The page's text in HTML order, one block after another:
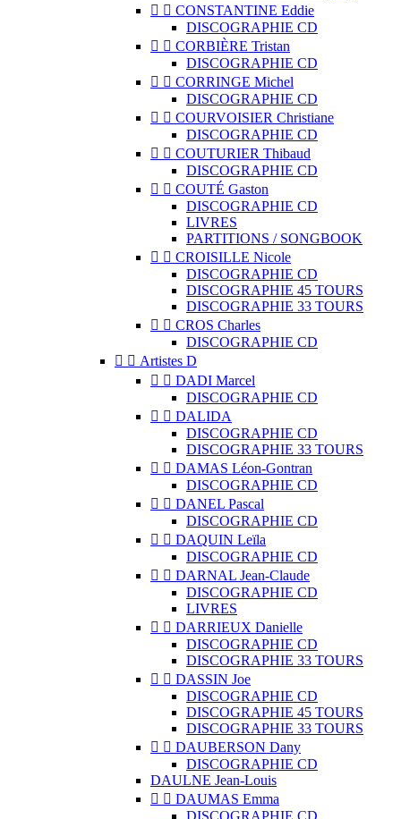
  CONSTANTINE Eddie
DISCOGRAPHIE CD
  CORBIÈRE Tristan
DISCOGRAPHIE CD
  CORRINGE Michel
DISCOGRAPHIE CD
  COURVOISIER Christiane
DISCOGRAPHIE CD
  COUTURIER Thibaud
DISCOGRAPHIE CD
  COUTÉ Gaston
DISCOGRAPHIE CD
LIVRES
PARTITIONS / SONGBOOK
  CROISILLE Nicole
DISCOGRAPHIE CD
DISCOGRAPHIE 45 TOURS
DISCOGRAPHIE 33 TOURS
  CROS Charles
DISCOGRAPHIE CD
  Artistes D
  DADI Marcel
DISCOGRAPHIE CD
  DALIDA
DISCOGRAPHIE CD
DISCOGRAPHIE 33 TOURS
  DAMAS Léon-Gontran
DISCOGRAPHIE CD
  DANEL Pascal
DISCOGRAPHIE CD
  DAQUIN Leïla
DISCOGRAPHIE CD
  DARNAL Jean-Claude
DISCOGRAPHIE CD
LIVRES
  DARRIEUX Danielle
DISCOGRAPHIE CD
DISCOGRAPHIE 33 TOURS
  DASSIN Joe
DISCOGRAPHIE CD
DISCOGRAPHIE 45 TOURS
DISCOGRAPHIE 33 TOURS
  DAUBERSON Dany
DISCOGRAPHIE CD
DAULNE Jean-Louis
  DAUMAS Emma
DISCOGRAPHIE CD